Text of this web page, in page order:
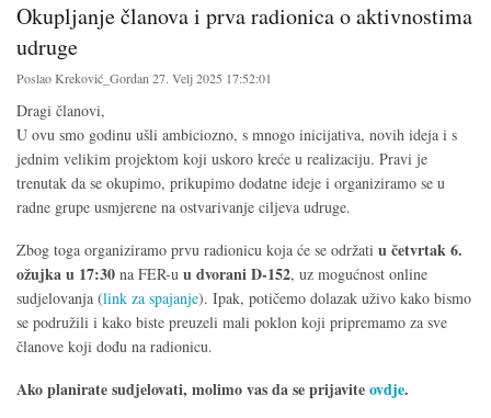
Okupljanje članova i prva radionica o aktivnostima
udruge
PoslaoKreković_Gordan 27. Velj 2025 17:52:01
Dragi članovi,
U ovu smo godinu ušli ambiciozno, s mnogo inicijativa, novih ideja i s
jednim velikim projektom koji uskoro kreće u realizaciju. Pravi je
trenutak da se okupimo, prikupimo dodatne ideje i organiziramo se u
radne grupe usmjerene na ostvarivanje ciljeva udruge.
Zbog toga organiziramo prvu radionicu koja će se održati u četvrtak 6.
ožujka u 17:30 na FER-u u dvorani D-152, uz mogućnost online
sudjelovanja (link za spajanje). Ipak, potičemo dolazak uživo kako bismo
se podružili i kako biste preuzeli mali poklon koji pripremamo za sve
članove koji dođu na radionicu.
Ako planirate sudjelovati, molimo vas da se prijaviteovdje.